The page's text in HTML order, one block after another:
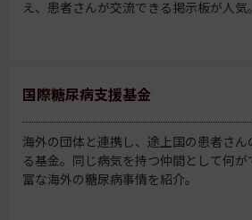
え、患者さんが交流できる掲示板が人気。
国際糖尿病支援基金
海外の団体と連携し、途上国の患者さん
る基金。同じ病気を持つ仲間として何
富な海外の糖尿病事情を紹介。